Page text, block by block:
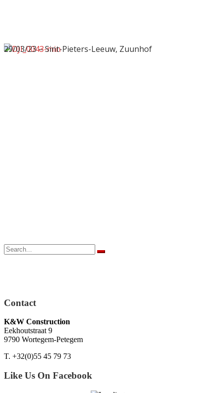
29/03/23 – Sint-Pieters-Leeuw, Zuunhof
Contact
K&W Construction
Eekhoutstraat 9
9790 Wortegem-Petegem
T. +32(0)55 45 79 73
Like Us On Facebook